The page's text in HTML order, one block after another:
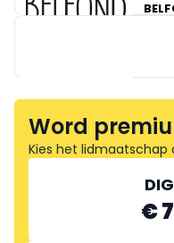
Word
Kies het lidmaatschap
€